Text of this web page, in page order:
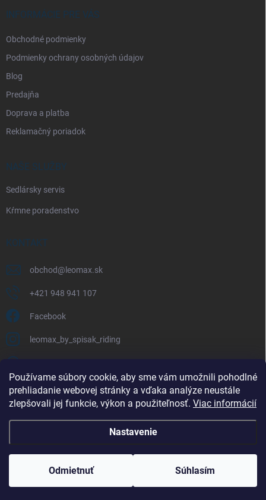
Používame súbory cookie, aby sme vám umožnili pohodlné
prehliadanie webovej stránky a vďaka analýze neustále
zlepšovali jej funkcie, výkon a použiteľnosť. Viac informácií
Nastavenie
Odmietnuť Súhlasím
INFORMÁCIE PRE VÁS
Obchodné podmienky
Podmienky ochrany osobných údajov
Blog
Predajňa
Doprava a platba
Reklamačný poriadok
NAŠE SLUŽBY
Sedlársky servis
Kŕmne poradenstvo
KONTAKT
obchod@ leomax.sk
+421 948 941 107
Facebook
leomax_by_spisak_riding
FACEBOOK
Vytvoril Shoptet
Copyright 2026 . Všetky práva vyhradené.